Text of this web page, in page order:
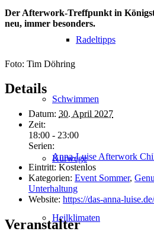
Radeltipps
Schwimmen
Kurwege
Heilklimaten
Der Afterwork-Treffpunkt in
neu, immer besonders.
Foto: Tim Döhring
Details
Datum: 30. April 2027
Zeit:
18:00 - 23:00
Serien:
Anna-Luise Afterwork
Eintritt: Kostenlos
Kategorien: Event Sommer,
Unterhaltung
Website: https://das-anna-
Veranstalter